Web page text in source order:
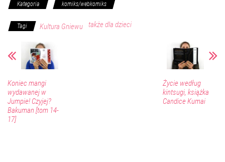
Kategoria komiks/webkomiks
Tagi Kultura Gniewu także dla dzieci
Koniec mangi
wydawanej w
Jumpie! Czyjej?
Bakuman [tom 14-
17]
Życie według
kintsugi, książka
Candice Kumai